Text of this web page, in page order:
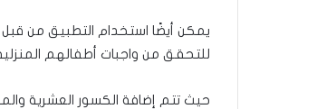
يمكن أيضًا استخدام التطبيق من
للتحقق من واجبات أطفالهم
حيث تتم إضافة الكسور العشرية